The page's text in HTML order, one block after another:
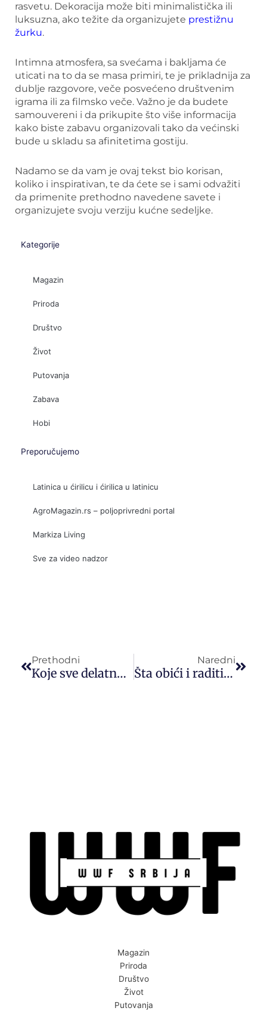
rasvetu. Dekoracija može biti minimalistička ili
luksuzna, ako težite da organizujete prestižnu
žurku.
Intimna atmosfera, sa svećama i bakljama će
uticati na to da se masa primiri, te je prikladnija za
dublje razgovore, veče posvećeno društvenim
igrama ili za filmsko veče. Važno je da budete
samouvereni i da prikupite što više informacija
kako biste zabavu organizovali tako da većinski
bude u skladu sa afinitetima gostiju.
Nadamo se da vam je ovaj tekst bio korisan,
koliko i inspirativan, te da ćete se i sami odvažiti
da primenite prethodno navedene savete i
organizujete svoju verziju kućne sedeljke.
Kategorije
Magazin
Priroda
Društvo
Život
Putovanja
Zabava
Hobi
Preporučujemo
Latinica u ćirilicu i ćirilica u latinicu
AgroMagazin.rs – poljoprivredni portal
Markiza Living
Sve za video nadzor
Prethodni
Koje sve delatnosti zahtevaju nošenje radnih uniformi?
Naredni
Šta obići i raditi za vikend u Novom Sadu?
Magazin
Priroda
Društvo
Život
Putovanja